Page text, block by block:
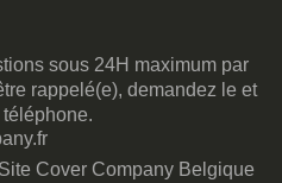
sous 24H maximum par
rappelé(e), demandez le et
Site Cover Company Belgique